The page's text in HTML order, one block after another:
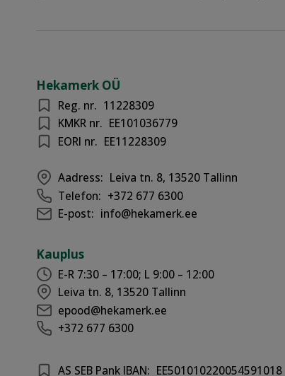
Hekamerk OÜ
Reg. nr. 11228309
KMKR nr. EE101036779
EORI nr. EE11228309
Aadress: Leiva tn. 8, 13520 Tallinn
Telefon: +372 677 6300
E-post: info@hekamerk.ee
Kauplus
E-R 7:30 – 17:00; L 9:00 – 12:00
Leiva tn. 8, 13520 Tallinn
epood@hekamerk.ee
+372 677 6300
AS SEB Pank IBAN: EE501010220054591018